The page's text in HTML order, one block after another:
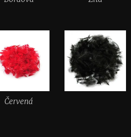
Červená